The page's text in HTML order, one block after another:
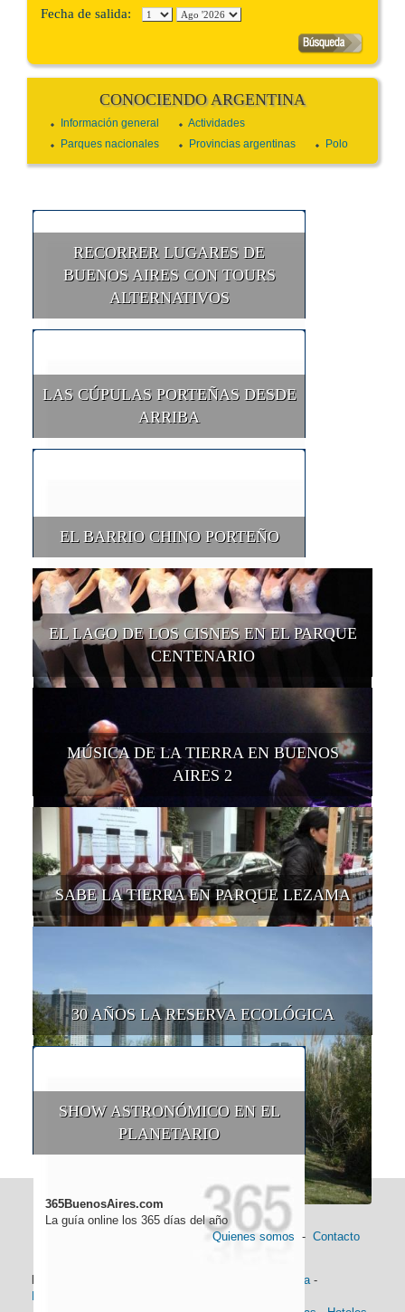
Fecha de salida:
CONOCIENDO ARGENTINA
Información general
Actividades
Parques nacionales
Provincias argentinas Polo
RECORRER LUGARES DE
BUENOS AIRES CON TOURS
ALTERNATIVOS
LAS CÚPULAS PORTEÑAS DESDE
ARRIBA
EL BARRIO CHINO PORTEÑO
EL LAGO DE LOS CISNES EN EL PARQUE
CENTENARIO
MÚSICA DE LA TIERRA EN BUENOS
AIRES 2
SABE LA TIERRA EN PARQUE LEZAMA
30 AÑOS LA RESERVA ECOLÓGICA
SHOW ASTRONÓMICO EN EL
PLANETARIO
365BuenosAires.com
La guía online los 365 días del año
Quienes somos - Contacto
Historia-